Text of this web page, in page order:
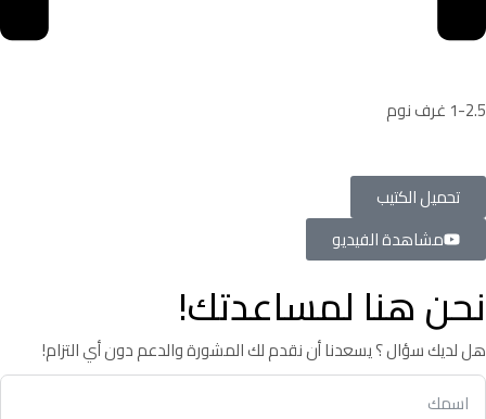
1-2.5 غرف نوم
تحميل الكتيب
مشاهدة الفيديو
نحن هنا لمساعدتك!
هل لديك سؤال ؟ يسعدنا أن نقدم لك المشورة والدعم دون أي التزام!